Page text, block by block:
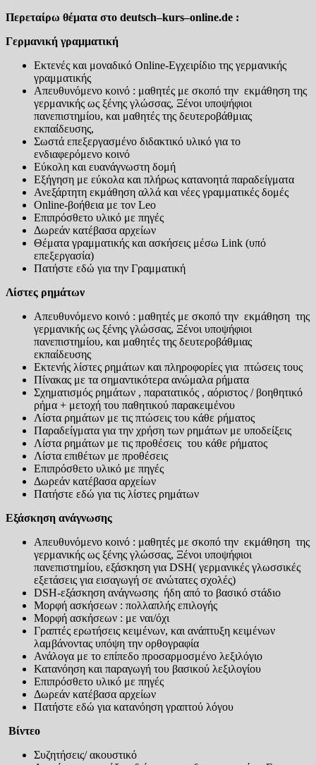
Περεταίρω θέματα στο deutsch–kurs–online.de :
Γερμανική γραμματική
Εκτενές και μοναδικό Online-Εγχειρίδιο της γερμανικής
γραμματικής
Απευθυνόμενο κοινό : μαθητές με σκοπό την εκμάθηση της
γερμανικής ως ξένης γλώσσας, Ξένοι υποψήφιοι
πανεπιστημίου, και μαθητές της δευτεροβάθμιας
εκπαίδευσης,
Σωστά επεξεργασμένο διδακτικό υλικό για το
ενδιαφερόμενο κοινό
Εύκολη και ευανάγνωστη δομή
Εξήγηση με εύκολα και πλήρως κατανοητά παραδείγματα
Ανεξάρτητη εκμάθηση αλλά και νέες γραμματικές δομές
Online-βοήθεια με τον Leo
Επιπρόσθετο υλικό με πηγές
Δωρεάν κατέβασα αρχείων
Θέματα γραμματικής και ασκήσεις μέσω Link (υπό
επεξεργασία)
Πατήστε εδώ για την Γραμματική
Λίστες ρημάτων
Απευθυνόμενο κοινό : μαθητές με σκοπό την εκμάθηση της
γερμανικής ως ξένης γλώσσας, Ξένοι υποψήφιοι
πανεπιστημίου, και μαθητές της δευτεροβάθμιας
εκπαίδευσης
Εκτενής λίστες ρημάτων και πληροφορίες για πτώσεις τους
Πίνακας με τα σημαντικότερα ανώμαλα ρήματα
Σχηματισμός ρημάτων , παρατατικός , αόριστος / βοηθητικό
ρήμα + μετοχή του παθητικού παρακειμένου
Λίστα ρημάτων με τις πτώσεις του κάθε ρήματος
Παραδείγματα για την χρήση των ρημάτων με υποδείξεις
Λίστα ρημάτων με τις προθέσεις του κάθε ρήματος
Λίστα επιθέτων με προθέσεις
Επιπρόσθετο υλικό με πηγές
Δωρεάν κατέβασα αρχείων
Πατήστε εδώ για τις λίστες ρημάτων
Εξάσκηση ανάγνωσης
Απευθυνόμενο κοινό : μαθητές με σκοπό την εκμάθηση της
γερμανικής ως ξένης γλώσσας, Ξένοι υποψήφιοι
πανεπιστημίου, εξάσκηση για DSH( γερμανικές γλωσσικές
εξετάσεις για εισαγωγή σε ανώτατες σχολές)
DSH-εξάσκηση ανάγνωσης ήδη από το βασικό στάδιο
Μορφή ασκήσεων : πολλαπλής επιλογής
Μορφή ασκήσεων : με ναι/όχι
Γραπτές ερωτήσεις κειμένων, και ανάπτυξη κειμένων
λαμβάνοντας υπόψη την ορθογραφία
Ανάλογα με το επίπεδο προσαρμοσμένο λεξιλόγιο
Κατανόηση και παραγωγή του βασικού λεξιλογίου
Επιπρόσθετο υλικό με πηγές
Δωρεάν κατέβασα αρχείων
Πατήστε εδώ για κατανόηση γραπτού λόγου
Βίντεο
Συζητήσεις/ ακουστικό